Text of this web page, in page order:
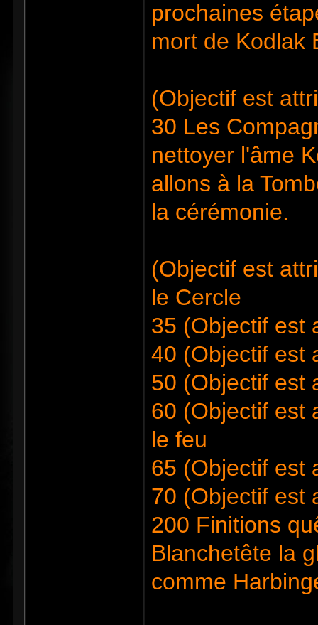
prochaines
mort de Kodlak
(Objectif est
30 Les
nettoyer l'âme
allons à la
la cérémonie.
(Objectif est
le Cercle
35 (Objectif est
40 (Objectif est
50 (Objectif est
60 (Objectif est
le feu
65 (Objectif est
70 (Objectif est
200 Finitions
Blanchetête la
comme